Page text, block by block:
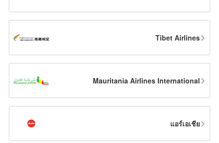
Tibet Airlines
Mauritania Airlines International
แอร์เอเชีย